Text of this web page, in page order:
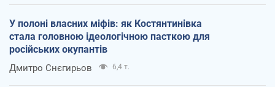
У полоні власних міфів: як Костянтинівка
стала головною ідеологічною пасткою для
російських окупантів
Дмитро Снєгирьов 6,4 т.